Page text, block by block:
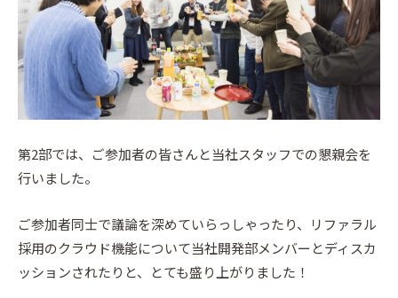
第2部では、ご参加者の皆さんと当社スタッフでの懇親会を
行いました。
ご参加者同士で議論を深めていらっしゃったり、リファラル
採用のクラウド機能について当社開発部メンバーとディスカ
ッションされたりと、とても盛り上がりました！